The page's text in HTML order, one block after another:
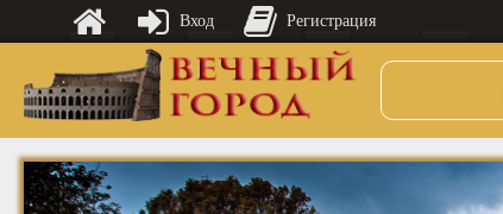
Вход Регистрация